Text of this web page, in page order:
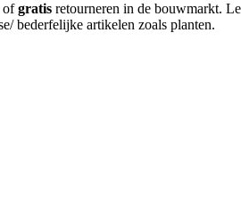
ofgratis retourneren in de bouwmarkt.
bederfelijke artikelen zoals planten.